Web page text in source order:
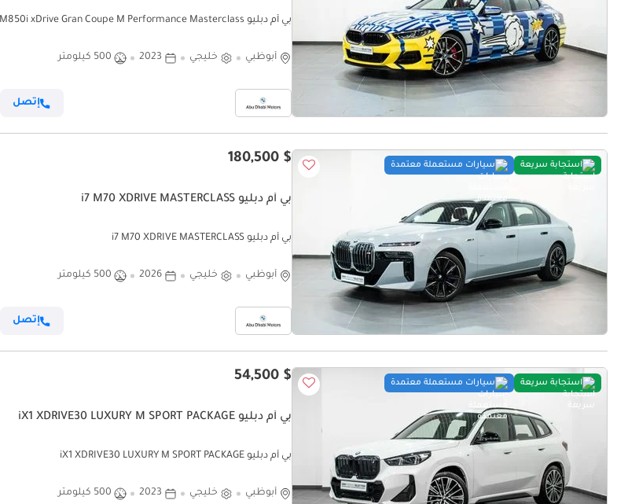
بي أم دبليو M850i M850i xDrive Gran Coupe M Performance Masterclass
أبوظبي خليجي 2023 500 كيلومتر
إتصل
استجابة سريعة سيارات مستعملة معتمدة $ 180,500
بي أم دبليو i7 M70 XDRIVE MASTERCLASS
بي أم دبليو i7 M70 XDRIVE MASTERCLASS
أبوظبي خليجي 2026 500 كيلومتر
إتصل
استجابة سريعة سيارات مستعملة معتمدة $ 54,500
بي أم دبليو iX1 XDRIVE30 LUXURY M SPORT PACKAGE
بي أم دبليو iX1 XDRIVE30 LUXURY M SPORT PACKAGE
أبوظبي خليجي 2023 500 كيلومتر